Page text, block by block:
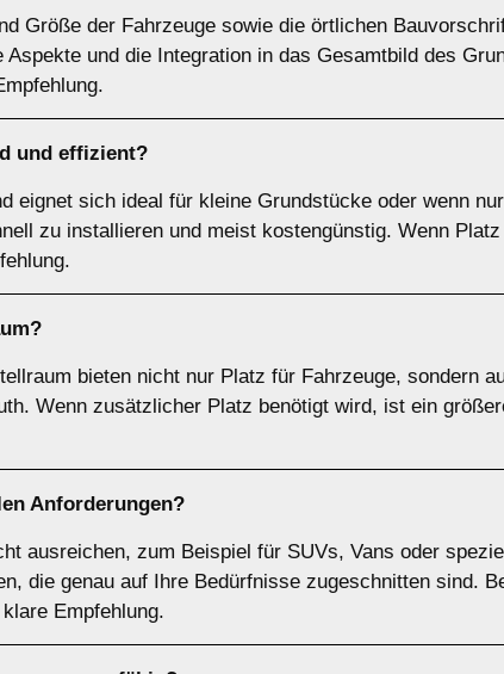
Größe der Fahrzeuge sowie die örtlichen
und die Integration in das Gesamtbild des
und effizient?
eignet sich ideal für kleine Grundstücke oder wenn
zu installieren und meist kostengünstig. Wenn Platz
bieten nicht nur Platz für Fahrzeuge, sondern
Wenn zusätzlicher Platz benötigt wird, ist ein
Anforderungen?
ausreichen, zum Beispiel für SUVs, Vans oder
die genau auf Ihre Bedürfnisse zugeschnitten sind.
Empfehlung.